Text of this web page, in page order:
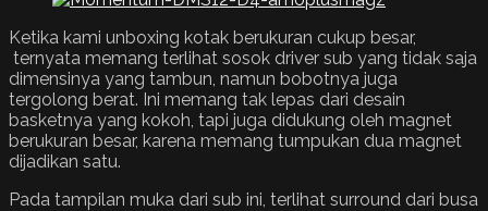
Ketika kami unboxing kotak berukuran cukup besar,
ternyata memang terlihat sosok driver sub yang tidak saja
dimensinya yang tambun, namun bobotnya juga
tergolong berat. Ini memang tak lepas dari desain
basketnya yang kokoh, tapi juga didukung oleh magnet
berukuran besar, karena memang tumpukan dua magnet
dijadikan satu.
Pada tampilan muka dari sub ini, terlihat surround dari busa